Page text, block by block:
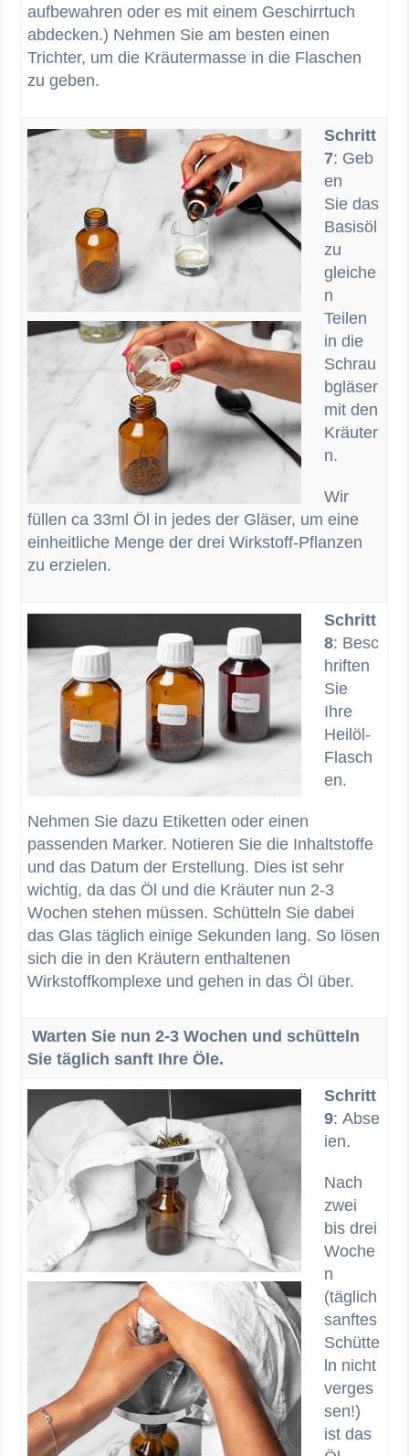
aufbewahren oder es mit einem Geschirrtuch
abdecken.) Nehmen Sie am besten einen
Trichter, um die Kräutermasse in die Flaschen
zu geben.
Schritt
7: Geb
en
Sie das
Basisöl
zu
gleiche
n
Teilen
in die
Schrau
bgläser
mit den
Kräuter
n.
Wir
füllen ca 33ml Öl in jedes der Gläser, um eine
einheitliche Menge der drei Wirkstoff-Pflanzen
zu erzielen.
Schritt
8: Besc
hriften
Sie
Ihre
Heilöl-
Flasch
en.
Nehmen Sie dazu Etiketten oder einen
passenden Marker. Notieren Sie die Inhaltstoffe
und das Datum der Erstellung. Dies ist sehr
wichtig, da das Öl und die Kräuter nun 2-3
Wochen stehen müssen. Schütteln Sie dabei
das Glas täglich einige Sekunden lang. So lösen
sich die in den Kräutern enthaltenen
Wirkstoffkomplexe und gehen in das Öl über.
Warten Sie nun 2-3 Wochen und schütteln
Sie täglich sanft Ihre Öle.
Schritt
9: Abse
ien.
Nach
zwei
bis drei
Woche
n
(täglich
sanftes
Schütte
ln nicht
verges
sen!)
ist das